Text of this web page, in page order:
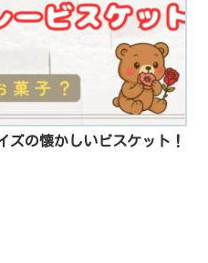
ズの懐かしいビスケット！